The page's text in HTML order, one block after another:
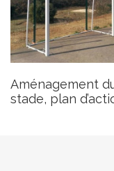
Aménagement
stade, plan